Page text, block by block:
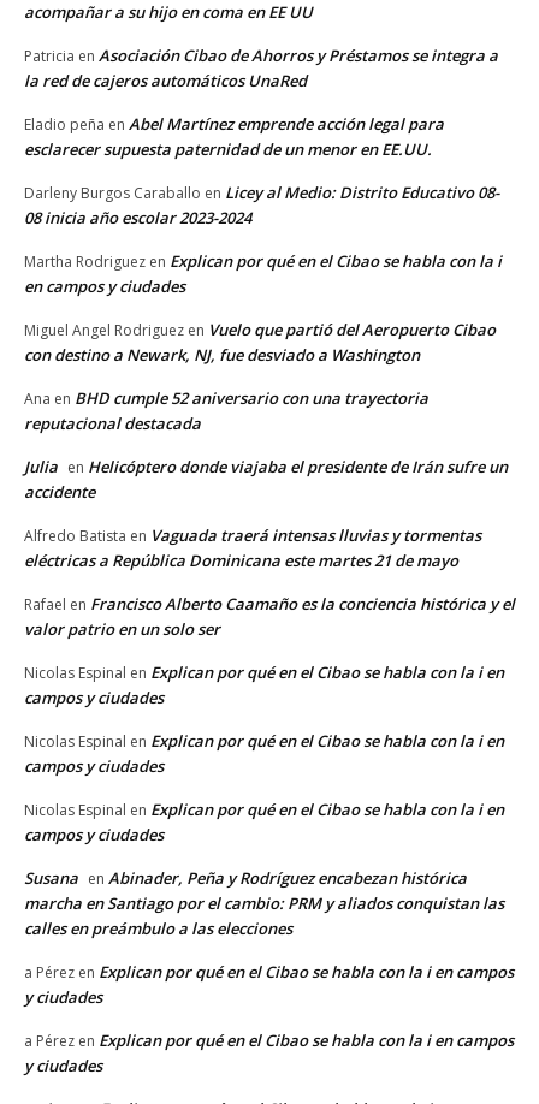
acompañar a su hijo en coma en EE UU
Patricia en Asociación Cibao de Ahorros y Préstamos se integra a
la red de cajeros automáticos UnaRed
Eladio peña en Abel Martínez emprende acción legal para
esclarecer supuesta paternidad de un menor en EE.UU.
Darleny Burgos Caraballo en Licey al Medio: Distrito Educativo 08-
08 inicia año escolar 2023-2024
Martha Rodriguez en Explican por qué en el Cibao se habla con la i
en campos y ciudades
Miguel Angel Rodriguez en Vuelo que partió del Aeropuerto Cibao
con destino a Newark, NJ, fue desviado a Washington
Ana en BHD cumple 52 aniversario con una trayectoria
reputacional destacada
Julia en Helicóptero donde viajaba el presidente de Irán sufre un
accidente
Alfredo Batista en Vaguada traerá intensas lluvias y tormentas
eléctricas a República Dominicana este martes 21 de mayo
Rafael en Francisco Alberto Caamaño es la conciencia histórica y el
valor patrio en un solo ser
Nicolas Espinal en Explican por qué en el Cibao se habla con la i en
campos y ciudades
Nicolas Espinal en Explican por qué en el Cibao se habla con la i en
campos y ciudades
Nicolas Espinal en Explican por qué en el Cibao se habla con la i en
campos y ciudades
Susana en Abinader, Peña y Rodríguez encabezan histórica
marcha en Santiago por el cambio: PRM y aliados conquistan las
calles en preámbulo a las elecciones
a Pérez en Explican por qué en el Cibao se habla con la i en campos
y ciudades
a Pérez en Explican por qué en el Cibao se habla con la i en campos
y ciudades